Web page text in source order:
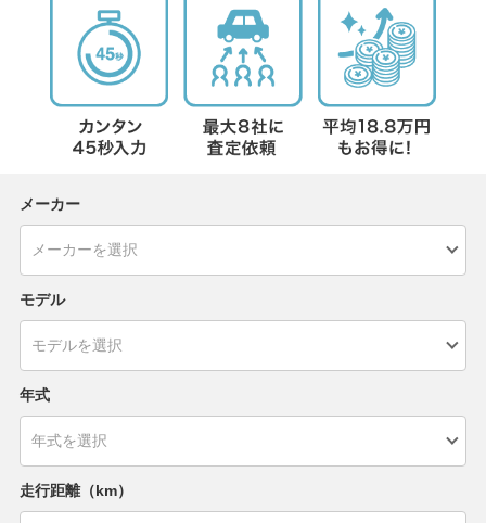
メーカー
モデル
年式
走行距離（km）